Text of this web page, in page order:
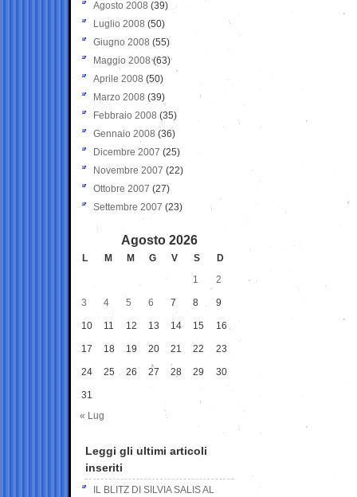
Agosto 2008 (39)
Luglio 2008 (50)
Giugno 2008 (55)
Maggio 2008(63)
Aprile 2008 (50)
Marzo 2008 (39)
Febbraio 2008 (35)
Gennaio 2008 (36)
Dicembre 2007 (25)
Novembre 2007 (22)
Ottobre 2007 (27)
Settembre 2007 (23)
Agosto 2026
L M M G V S
D
1
2
3 4 5 6 7 8 9
10 11 12 13 14 15 16
17 18 19 20 21 22 23
24 25 26 27 28 29 30
31
« Lug
Leggi gli ultimi articoli
inseriti
IL BLITZ DI SILVIA SALIS AL